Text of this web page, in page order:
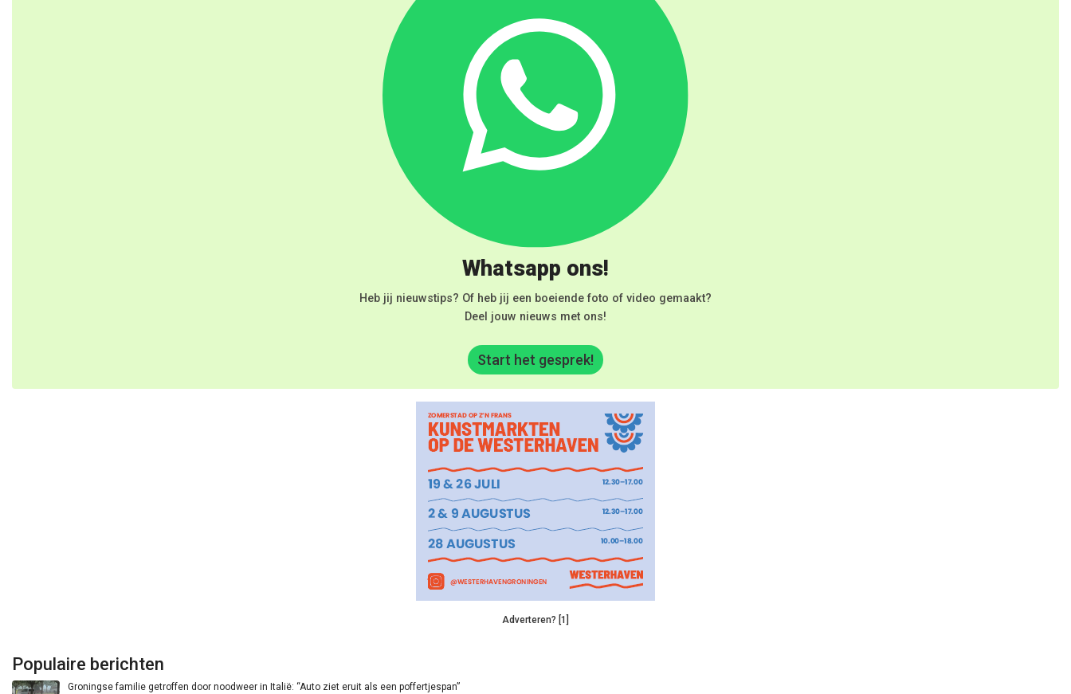
Whatsapp ons!
Heb jij nieuwstips? Of heb jij een boeiende foto of video gemaakt?
Deel jouw nieuws met ons!
Start het gesprek!
Adverteren? [1]
Populaire berichten
Groningse familie getroffen door noodweer in Italië: “Auto ziet eruit als een poffertjespan”